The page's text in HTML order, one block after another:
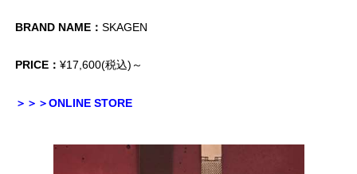
BRAND NAME： SKAGEN
PRICE： ¥17,600(税込)～
＞＞＞ONLINE STORE